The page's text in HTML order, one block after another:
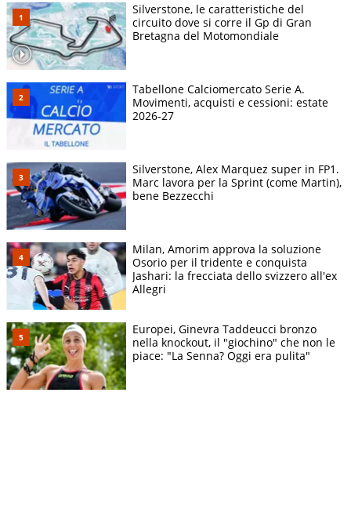
Silverstone, le caratteristiche del
circuito dove si corre il Gp di Gran
Bretagna del Motomondiale
Tabellone Calciomercato Serie A.
Movimenti, acquisti e cessioni: estate
2026-27
Silverstone, Alex Marquez super in FP1.
Marc lavora per la Sprint (come Martin),
bene Bezzecchi
Milan, Amorim approva la soluzione
Osorio per il tridente e conquista
Jashari: la frecciata dello svizzero all'ex
Allegri
Europei, Ginevra Taddeucci bronzo
nella knockout, il "giochino" che non le
piace: "La Senna? Oggi era pulita"